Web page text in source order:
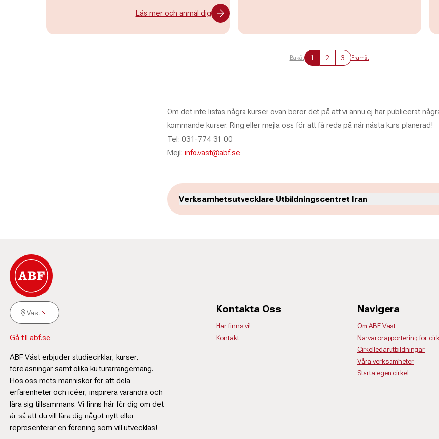
Läs mer och anmäl dig
Bakåt 1 2 3 Framåt
Om det inte listas några kurser ovan beror det på att vi ännu ej har publicerat
kommande kurser. Ring eller mejla oss för att få reda på när nästa kurs planerad!
Tel: 031-774 31 00
Mejl: info.vast@abf.se
Verksamhetsutvecklare Utbildningscentret Iran
Väst
Gå till abf.se
ABF Väst erbjuder studiecirklar, kurser,
föreläsningar samt olika kulturarrangemang.
Hos oss möts människor för att dela
erfarenheter och idéer, inspirera varandra och
lära sig tillsammans. Vi finns här för dig om det
är så att du vill lära dig något nytt eller
representerar en förening som vill utvecklas!
Kontakta Oss
Här finns vi!
Kontakt
Navigera
Om ABF Väst
Närvarorapportering för
Cirkelledarutbildningar
Våra verksamheter
Starta egen cirkel